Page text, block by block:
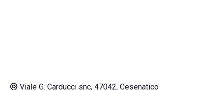
Viale G. Carducci snc, 47042, Cesenatico